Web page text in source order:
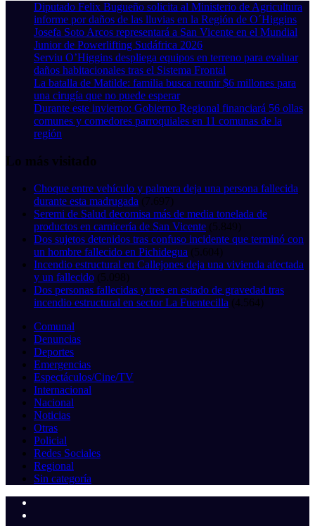
Diputado Felix Bugueño solicita al Ministerio de Agricultura
informe por daños de las lluvias en la Región de O´Higgins
Josefa Soto Arcos representará a San Vicente en el Mundial
Junior de Powerlifting Sudáfrica 2026
Serviu O’Higgins despliega equipos en terreno para evaluar
daños habitacionales tras el Sistema Frontal
La batalla de Matilde: familia busca reunir $6 millones para
una cirugía que no puede esperar
Durante este invierno: Gobierno Regional financiará 56 ollas
comunes y comedores parroquiales en 11 comunas de la
región
Lo más visitado
Choque entre vehículo y palmera deja una persona fallecida
durante esta madrugada (7.697)
Seremi de Salud decomisa más de media tonelada de
productos en carnicería de San Vicente (5.849)
Dos sujetos detenidos tras confuso incidente que terminó con
un hombre fallecido en Pichidegua (5.604)
Incendio estructural en Callejones deja una vivienda afectada
y un fallecido (5.098)
Dos personas fallecidas y tres en estado de gravedad tras
incendio estructural en sector La Fuentecilla (4.564)
Comunal
Denuncias
Deportes
Emergencias
Espectáculos/Cine/TV
Internacional
Nacional
Noticias
Otras
Policial
Redes Sociales
Regional
Sin categoría